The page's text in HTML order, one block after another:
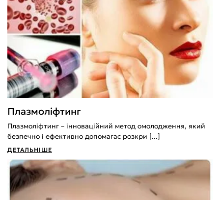
Плазмоліфтинг
Плазмоліфтинг – інноваційний метод омолодження, який
безпечно і ефективно допомагає розкри [...]
ДЕТАЛЬНІШЕ